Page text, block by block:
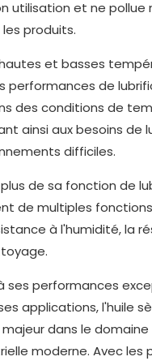
utilisation et ne pollue
produits.
et basses
performances de
des conditions de
ainsi aux besoins de
difficiles.
plus de sa fonction de
de multiples
à l'humidité, la
ses performances
applications, l'huile
dans le domaine
moderne. Avec les